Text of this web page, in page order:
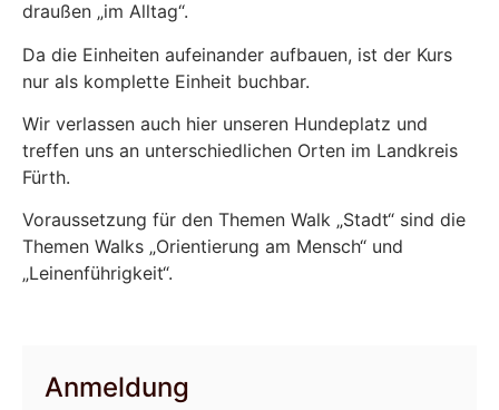
draußen „im Alltag“.
Da die Einheiten aufeinander aufbauen, ist der Kurs
nur als komplette Einheit buchbar.
Wir verlassen auch hier unseren Hundeplatz und
treffen uns an unterschiedlichen Orten im Landkreis
Fürth.
Voraussetzung für den Themen Walk „Stadt“ sind die
Themen Walks „Orientierung am Mensch“ und
„Leinenführigkeit“.
Anmeldung